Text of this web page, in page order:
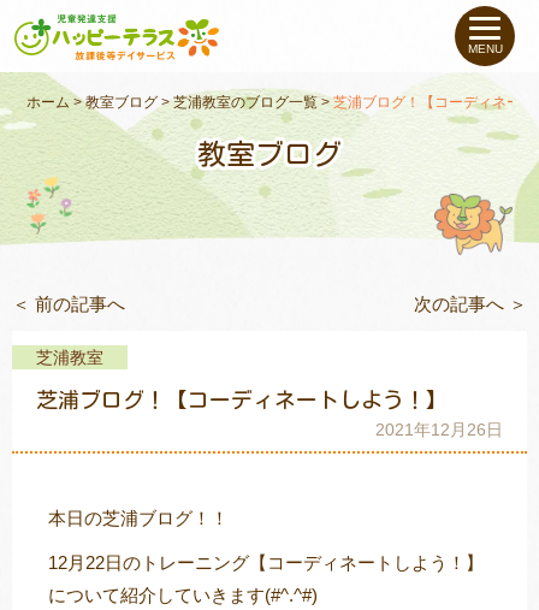
私たちについて
未就学のお子さま（０〜６才）
小学生〜高校生のお子さま
支援事例
教室一覧
MENU
ホーム >教室ブログ>芝浦教室のブログ一覧>芝浦ブログ！【コーディネー
教室ブログ
＜ 前の記事へ 次の記事へ ＞
芝浦教室
芝浦ブログ！【コーディネートしよう！】
2021年12月26日
本日の芝浦ブログ！！
12月22日のトレーニング【コーディネートしよう！】
について紹介していきます(#^.^#)